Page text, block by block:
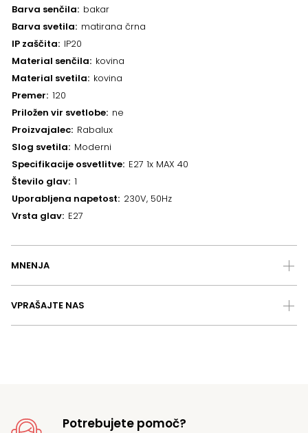
Barva senčila bakar
Barva svetila matirana črna
IP zaščita IP20
Material senčila kovina
Material svetila kovina
Premer 120
Priložen vir svetlobe ne
Proizvajalec Rabalux
Slog svetila Moderni
Specifikacije osvetlitve E27 1x MAX 40
Število glav 1
Uporabljena napetost 230V, 50Hz
Vrsta glav E27
MNENJA
VPRAŠAJTE NAS
Potrebujete pomoč?